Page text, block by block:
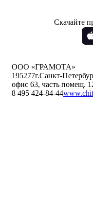
Скачайте
ООО «ГРАМОТА»
195277г.Санкт-
офис 63, часть помещ.
8 495 424-84-44